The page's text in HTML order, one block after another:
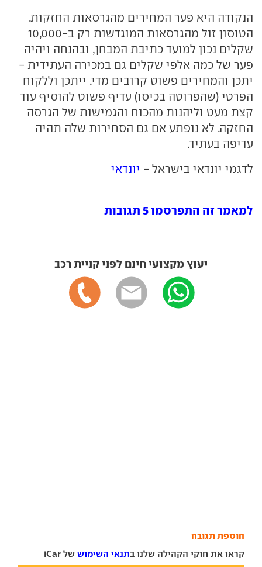
הנקודה היא פער המחירים מהגרסאות החזקות.
הטוסון זול מהגרסאות המוגדשות רק ב-10,000
שקלים נכון למועד כתיבת המבחן, ובהנחה ויהיה
פער של כמה אלפי שקלים גם במכירה העתידית -
יתכן והמחירים פשוט קרובים מדי. ייתכן וללקוח
הפרטי (שהפרוטה בכיסו) עדיף פשוט להוסיף עוד
קצת מעט וליהנות מהכוח והגמישות של הגרסה
החזקה. לא נופתע אם גם הסחירות שלה תהיה
עדיפה בעתיד.
לדגמי יונדאי בישראל - יונדאי
למאמר זה התפרסמו 5 תגובות
יעוץ מקצועי חינם לפני קניית רכב
הוספת תגובה
קראו את חוקי הקהילה שלנו בתנאי השימוש של iCar